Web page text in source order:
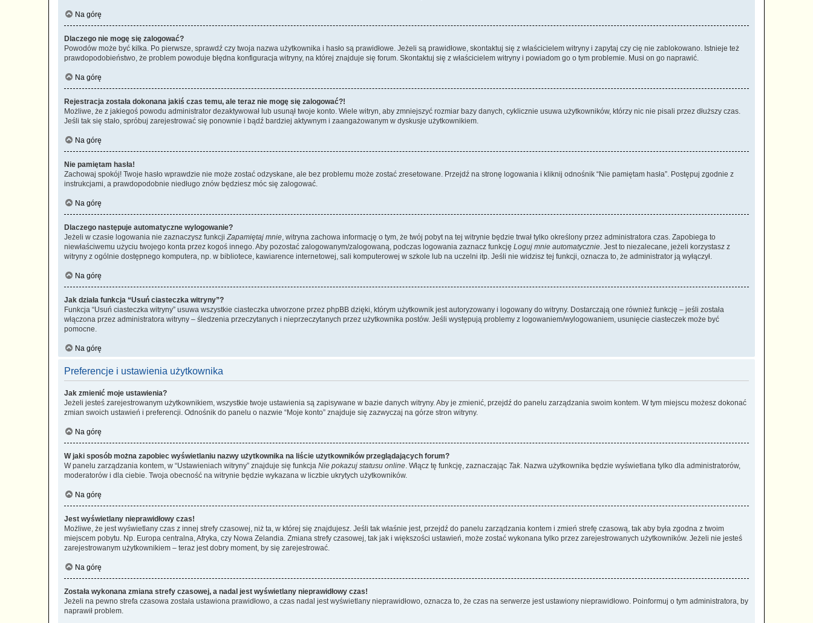
Na górę
Dlaczego nie mogę się zalogować?
Powodów może być kilka. Po pierwsze, sprawdź czy twoja nazwa użytkownika i hasło są prawidłowe. Jeżeli są prawidłowe, skontaktuj się z właścicielem witryny i zapytaj czy cię nie zablokowano. Istnieje też
prawdopodobieństwo, że problem powoduje błędna konfiguracja witryny, na której znajduje się forum. Skontaktuj się z właścicielem witryny i powiadom go o tym problemie. Musi on go naprawić.
Na górę
Rejestracja została dokonana jakiś czas temu, ale teraz nie mogę się zalogować?!
Możliwe, że z jakiegoś powodu administrator dezaktywował lub usunął twoje konto. Wiele witryn, aby zmniejszyć rozmiar bazy danych, cyklicznie usuwa użytkowników, którzy nic nie pisali przez dłuższy czas.
Jeśli tak się stało, spróbuj zarejestrować się ponownie i bądź bardziej aktywnym i zaangażowanym w dyskusje użytkownikiem.
Na górę
Nie pamiętam hasła!
Zachowaj spokój! Twoje hasło wprawdzie nie może zostać odzyskane, ale bez problemu może zostać zresetowane. Przejdź na stronę logowania i kliknij odnośnik “Nie pamiętam hasła”. Postępuj zgodnie z
instrukcjami, a prawdopodobnie niedługo znów będziesz móc się zalogować.
Na górę
Dlaczego następuje automatyczne wylogowanie?
Jeżeli w czasie logowania nie zaznaczysz funkcjiZapamiętaj mnie, witryna zachowa informację o tym, że twój pobyt na tej witrynie będzie trwał tylko określony przez administratora czas. Zapobiega to
niewłaściwemu użyciu twojego konta przez kogoś innego. Aby pozostać zalogowanym/zalogowaną, podczas logowania zaznacz funkcję Loguj mnie automatycznie. Jest to niezalecane, jeżeli korzystasz z
witryny z ogólnie dostępnego komputera, np. w bibliotece, kawiarence internetowej, sali komputerowej w szkole lub na uczelni itp. Jeśli nie widzisz tej funkcji, oznacza to, że administrator ją wyłączył.
Na górę
Jak działa funkcja “Usuń ciasteczka witryny”?
Funkcja “Usuń ciasteczka witryny” usuwa wszystkie ciasteczka utworzone przez phpBB dzięki, którym użytkownik jest autoryzowany i logowany do witryny. Dostarczają one również funkcję – jeśli została
włączona przez administratora witryny – śledzenia przeczytanych i nieprzeczytanych przez użytkownika postów. Jeśli występują problemy z logowaniem/wylogowaniem, usunięcie ciasteczek może być
pomocne.
Na górę
Preferencje i ustawienia użytkownika
Jak zmienić moje ustawienia?
Jeżeli jesteś zarejestrowanym użytkownikiem, wszystkie twoje ustawienia są zapisywane w bazie danych witryny. Aby je zmienić, przejdź do panelu zarządzania swoim kontem. W tym miejscu możesz dokonać
zmian swoich ustawień i preferencji. Odnośnik do panelu o nazwie “Moje konto” znajduje się zazwyczaj na górze stron witryny.
Na górę
W jaki sposób można zapobiec wyświetlaniu nazwy użytkownika na liście użytkowników przeglądających forum?
W panelu zarządzania kontem, w “Ustawieniach witryny” znajduje się funkcja Nie pokazuj statusu online. Włącz tę funkcję, zaznaczając Tak. Nazwa użytkownika będzie wyświetlana tylko dla administratorów,
moderatorów i dla ciebie. Twoja obecność na witrynie będzie wykazana w liczbie ukrytych użytkowników.
Na górę
Jest wyświetlany nieprawidłowy czas!
Możliwe, że jest wyświetlany czas z innej strefy czasowej, niż ta, w której się znajdujesz. Jeśli tak właśnie jest, przejdź do panelu zarządzania kontem i zmień strefę czasową, tak aby była zgodna z twoim
miejscem pobytu. Np. Europa centralna, Afryka, czy Nowa Zelandia. Zmiana strefy czasowej, tak jak i większości ustawień, może zostać wykonana tylko przez zarejestrowanych użytkowników. Jeżeli nie jesteś
zarejestrowanym użytkownikiem – teraz jest dobry moment, by się zarejestrować.
Na górę
Została wykonana zmiana strefy czasowej, a nadal jest wyświetlany nieprawidłowy czas!
Jeżeli na pewno strefa czasowa została ustawiona prawidłowo, a czas nadal jest wyświetlany nieprawidłowo, oznacza to, że czas na serwerze jest ustawiony nieprawidłowo. Poinformuj o tym administratora, by
naprawił problem.